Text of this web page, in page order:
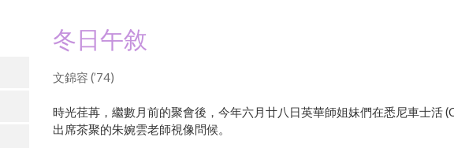
冬日午敘
文錦容 (’74)
時光荏苒，繼數月前的聚會後，今年六月廿八日英華師姐妹們在悉尼車士活
出席茶聚的朱婉雲老師視像問候。